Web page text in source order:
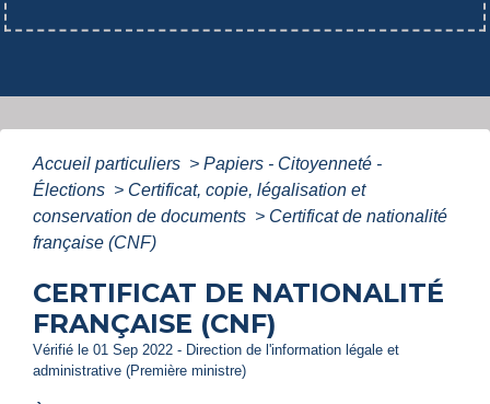
Accueil particuliers > Papiers - Citoyenneté -
Élections > Certificat, copie, légalisation et
conservation de documents > Certificat de nationalité
française (CNF)
CERTIFICAT DE NATIONALITÉ
FRANÇAISE (CNF)
Vérifié le 01 Sep 2022 - Direction de l'information légale et
administrative (Première ministre)